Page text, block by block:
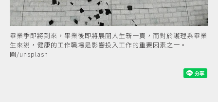
畢業季即將到來，畢業後即將展開人生新一頁，而對於護理系畢業
生來說，健康的工作職場是影響投入工作的重要因素之一。
圖/unsplash